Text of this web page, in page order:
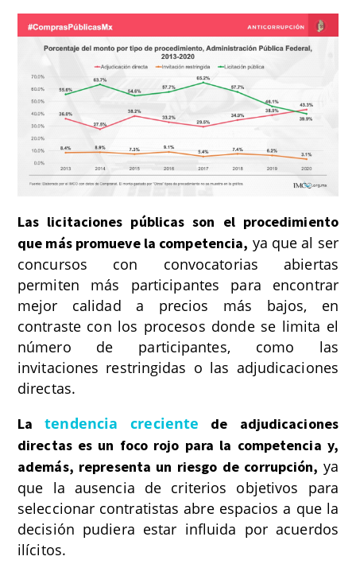
Las licitaciones públicas son el procedimiento
que más promueve la competencia, ya que al ser
concursos con convocatorias abiertas
permiten más participantes para encontrar
mejor calidad a precios más bajos, en
contraste con los procesos donde se limita el
número de participantes, como las
invitaciones restringidas o las adjudicaciones
directas.
Latendencia creciente de adjudicaciones
directas es un foco rojo para la competencia y,
además, representa un riesgo de corrupción, ya
que la ausencia de criterios objetivos para
seleccionar contratistas abre espacios a que la
decisión pudiera estar influida por acuerdos
ilícitos.